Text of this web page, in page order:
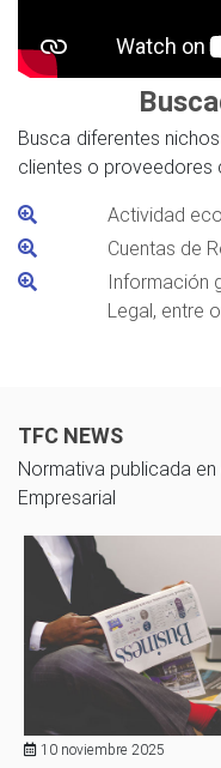
Busca diferentes
clientes o proveedores
Actividad
Cuentas de
Información
Legal, entre
TFC NEWS
Normativa publicada
Empresarial
10 noviembre 2025